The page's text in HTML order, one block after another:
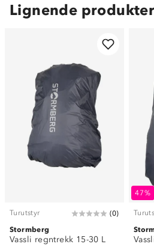
Lignende produkter
Turutstyr (0)
Stormberg
Vassli regntrekk 15-30 L
47%